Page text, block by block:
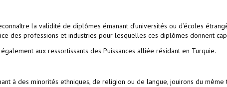
la validité de diplômes émanant d’universités ou d’écoles
des professions et industries pour lesquelles ces diplômes donnent
aux ressortissants des Puissances alliée résidant en Turquie.
à des minorités ethniques, de religion ou de langue, jouirons du